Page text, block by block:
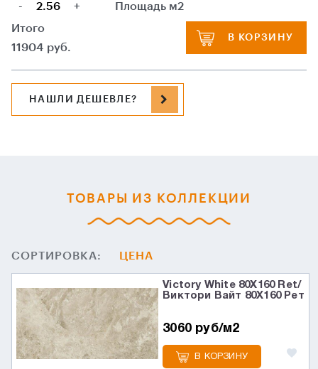
- +
Площадь м2
Итого
11904 руб.
В КОРЗИНУ
НАШЛИ ДЕШЕВЛЕ?
ТОВАРЫ ИЗ КОЛЛЕКЦИИ
СОРТИРОВКА: ЦЕНА
Victory White 80X160 Ret/
Виктори Вайт 80X160 Рет
3060 руб/м2
В КОРЗИНУ